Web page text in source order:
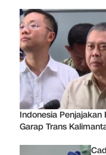
Indonesia Penjajakan
Garap Trans